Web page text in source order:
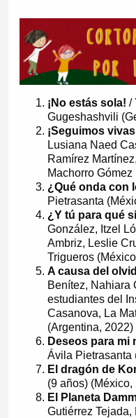
¡No estás sola! /
Gugeshashvili
¡Seguimos
Lusiana Naed
Ramírez
Machorro
¿Qué onda con
Pietrasanta
¿Y tú para qué
González, Itzel
Ambriz, Leslie
Trigueros
A causa del
Benítez, Nahiara
estudiantes del
Casanova, La
(Argentina, 2022)
Deseos para mi
Ávila Pietrasanta
El dragón de
(9 años) (México,
El Planeta
Gutiérrez